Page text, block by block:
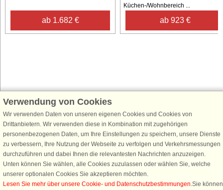
ab 1.682 €
Küchen-/Wohnbereich ...
ab 923 €
Schließen Sie sich 100.000 Ferienhaus-Fans an
Erhalten Sie einenWillkommensgutschein von 25 € für Ihren nächsten
Ferienhausurlaub - melden Sie sich einfach für den DanCenter Newsletter
an. Verpassen Sie nie wieder exklusive Angebote, Gewinnspiele und
Urlaubstipps!
Verwendung von Cookies
Wir verwenden Daten von unseren eigenen Cookies und Cookies von
Drittanbietern. Wir verwenden diese in Kombination mit zugehörigen
personenbezogenen Daten, um Ihre Einstellungen zu speichern, unsere Dienste
zu verbessern, Ihre Nutzung der Webseite zu verfolgen und Verkehrsmessungen
durchzuführen und dabei Ihnen die relevantesten Nachrichten anzuzeigen.
Unten können Sie wählen, alle Cookies zuzulassen oder wählen Sie, welche
unserer optionalen Cookies Sie akzeptieren möchten.
Lesen Sie mehr über unsere Cookie- und Datenschutzbestimmungen.Sie können